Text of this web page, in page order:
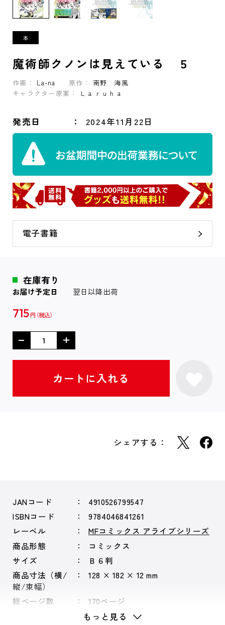
魔術師クノンは見えている ５
作画： La-na 原作：
南野 海風
キャラクター原案：
Ｌａｒｕｈａ
発売日 2024年11月22日
電子書籍
在庫有り
お届け予定日 翌日以降出荷
715 円
シェアする：
JANコード
4910526799547
ISBNコード
9784046841261
レーベル
MFコミックス アライブシリーズ
商品形態
コミックス
サイズ
Ｂ６判
商品寸法（横/
縦/束幅）
128 × 182 × 12 mm
総ページ数 170ページ
もっと見る